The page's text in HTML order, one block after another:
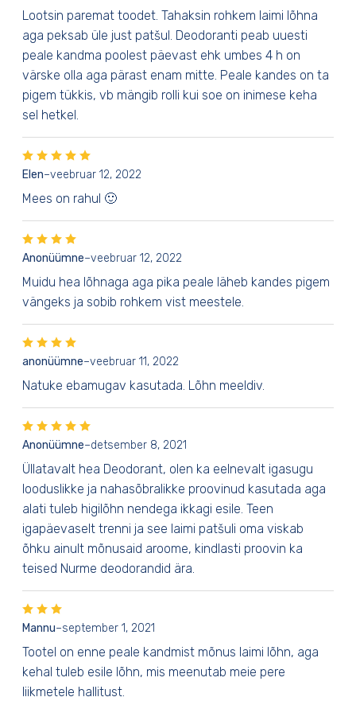
Lootsin paremat toodet. Tahaksin rohkem laimi lõhna
aga peksab üle just patšul. Deodoranti peab uuesti
peale kandma poolest päevast ehk umbes 4 h on
värske olla aga pärast enam mitte. Peale kandes on ta
pigem tükkis, vb mängib rolli kui soe on inimese keha
sel hetkel.
Elen–veebruar 12, 2022
Mees on rahul 🙂
Anonüümne–veebruar 12, 2022
Muidu hea lõhnaga aga pika peale läheb kandes pigem
vängeks ja sobib rohkem vist meestele.
anonüümne–veebruar 11, 2022
Natuke ebamugav kasutada. Lõhn meeldiv.
Anonüümne–detsember 8, 2021
Üllatavalt hea Deodorant, olen ka eelnevalt igasugu
looduslikke ja nahasõbralikke proovinud kasutada aga
alati tuleb higilõhn nendega ikkagi esile. Teen
igapäevaselt trenni ja see laimi patšuli oma viskab
õhku ainult mõnusaid aroome, kindlasti proovin ka
teised Nurme deodorandid ära.
Mannu–september 1, 2021
Tootel on enne peale kandmist mõnus laimi lõhn, aga
kehal tuleb esile lõhn, mis meenutab meie pere
liikmetele hallitust.